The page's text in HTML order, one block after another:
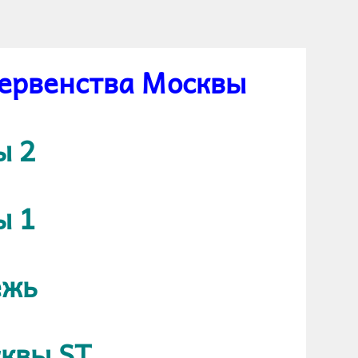
Москвы
2
1